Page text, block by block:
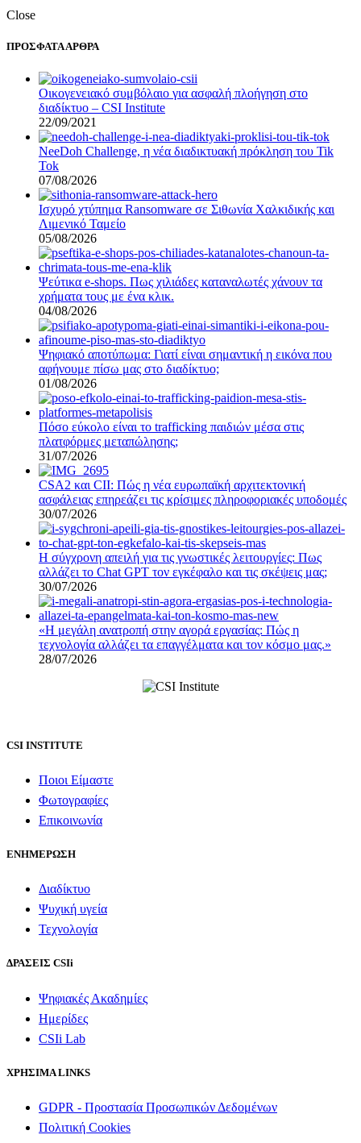
Close
ΠΡΟΣΦΑΤΑ ΑΡΘΡΑ
Οικογενειακό συμβόλαιο για ασφαλή πλοήγηση στο
διαδίκτυο – CSI Institute
22/09/2021
NeeDoh Challenge, η νέα διαδικτυακή πρόκληση του Tik
Tok
07/08/2026
Ισχυρό χτύπημα Ransomware σε Σιθωνία Χαλκιδικής και
Λιμενικό Ταμείο
05/08/2026
Ψεύτικα e-shops. Πως χιλιάδες καταναλωτές χάνουν τα
χρήματα τους με ένα κλικ.
04/08/2026
Ψηφιακό αποτύπωμα: Γιατί είναι σημαντική η εικόνα που
αφήνουμε πίσω μας στο διαδίκτυο;
01/08/2026
Πόσο εύκολο είναι το trafficking παιδιών μέσα στις
πλατφόρμες μεταπώλησης;
31/07/2026
CSA2 και CII: Πώς η νέα ευρωπαϊκή αρχιτεκτονική
ασφάλειας επηρεάζει τις κρίσιμες πληροφοριακές υποδομές
30/07/2026
Η σύγχρονη απειλή για τις γνωστικές λειτουργίες: Πως
αλλάζει το Chat GPT τον εγκέφαλο και τις σκέψεις μας;
30/07/2026
«Η μεγάλη ανατροπή στην αγορά εργασίας: Πώς η
τεχνολογία αλλάζει τα επαγγέλματα και τον κόσμο μας.»
28/07/2026
CSI INSTITUTE
Ποιοι Είμαστε
Φωτογραφίες
Επικοινωνία
ΕΝΗΜΕΡΩΣΗ
Διαδίκτυο
Ψυχική υγεία
Τεχνολογία
ΔΡΑΣΕΙΣ CSIi
Ψηφιακές Ακαδημίες
Ημερίδες
CSIi Lab
ΧΡΗΣΙΜΑ LINKS
GDPR - Προστασία Προσωπικών Δεδομένων
Πολιτική Cookies